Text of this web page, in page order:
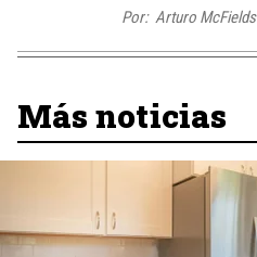
Por: Arturo McFields
Más noticias